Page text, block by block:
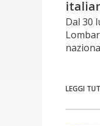
Dal 30
LEGGI